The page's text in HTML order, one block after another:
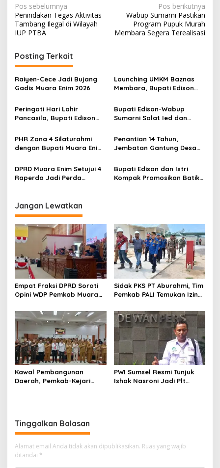
N
a
v
i
g
a
s
i
p
s
Pos sebelumnya
Penindakan Tegas Aktivitas
Tambang Ilegal di Wilayah
IUP PTBA
Pos berikutnya
Wabup Sumarni Pastikan
Program Pupuk Murah
Membara Segera Terealisasi
Posting Terkait
Raiyen-Cece Jadi Bujang
Gadis Muara Enim 2026
Launching UMKM Baznas
Membara, Bupati Edison
Usaha kepada 200
Mustahik
Peringati Hari Lahir
Pancasila, Bupati Edison
Perkokoh Persatuan dan
Kawal Pembangunan
Bupati Edison-Wabup
Sumarni Salat Ied dan
di Masjid Agung
PHR Zona 4 Silaturahmi
dengan Bupati Muara Enim
Sinergi Dukung Ketahanan
Energi Nasional
Penantian 14 Tahun,
Jembatan Gantung Desa
DPRD Muara Enim Setujui 4
Raperda Jadi Perda
Bupati Edison dan Istri
Kompak Promosikan Batik
Jangan Lewatkan
Empat Fraksi DPRD Soroti
Opini WDP Pemkab Muara
Kelola Keuangan
Sidak PKS PT Aburahmi, Tim
Pemkab PALI Temukan Izin
Kawal Pembangunan
Daerah, Pemkab-Kejari
PWI Sumsel Resmi Tunjuk
Ishak Nasroni Jadi Plt
Tinggalkan Balasan
Alamat email Anda tidak akan dipublikasikan. Ruas yang wajib
ditandai *